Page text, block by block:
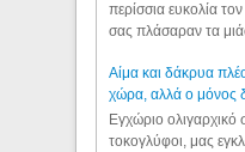
περίσσια ευκολία
σας πλάσαραν τα
Αίμα και δάκρυα
χώρα, αλλά ο μόνος
Εγχώριο ολιγαρχικό
τοκογλύφοι, μας